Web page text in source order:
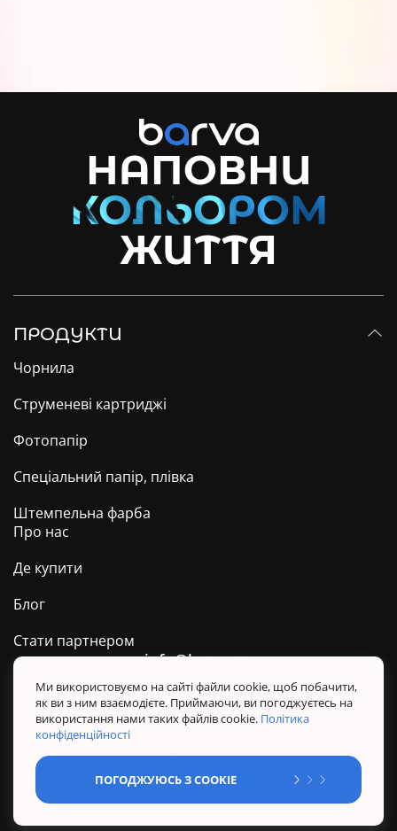
НАПОВНИ
ЖИТТЯ
ПРОДУКТИ
Чорнила
Струменеві картриджі
Фотопапір
Спеціальний папір, плівка
Штемпельна фарба
Про нас
Де купити
Блог
Стати партнером
Техпідтримка ТМ BARVA
Політика конфіденційності
Правила користування сайтом
Sitemap
info@barva.ua
Ми використовуємо на сайті файли cookie, щоб побачити,
як ви з ним взаємодієте. Приймаючи, ви погоджуєтесь на
використання нами таких файлів cookie. Політика
конфіденційності
ПОГОДЖУЮСЬ З COOKIE